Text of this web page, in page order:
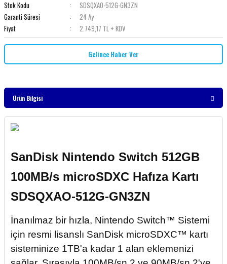
Stok Kodu
SDSQXAO-512G-GN3ZN
Garanti Süresi
24 Ay
Fiyat
2.749,17 TL + KDV
Gelince Haber Ver
Ürün Bilgisi
SanDisk Nintendo Switch 512GB
100MB/s microSDXC Hafıza Kartı
SDSQXAO-512G-GN3ZN
İnanılmaz bir hızla, Nintendo Switch™ Sistemi
için resmi lisanslı SanDisk microSDXC™ kartı
sisteminize 1TB'a kadar 1 alan eklemenizi